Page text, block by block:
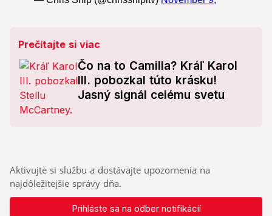
Prečítajte si viac
Čo na to Camilla? Kráľ Karol
III. pobozkal túto krásku!
Jasný signál celému svetu
Aktivujte si službu a dostávajte upozornenia na
najdôležitejšie správy dňa.
Prihláste sa na odber notifikácií